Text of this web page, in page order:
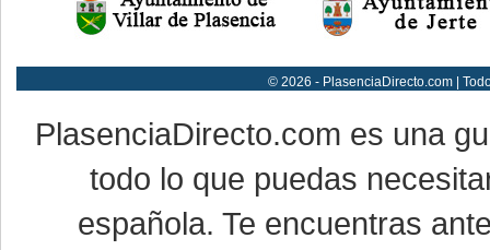
© 2026 - PlasenciaDirecto.com |
PlasenciaDirecto.com es una
todo lo que puedas
española. Te encuentras